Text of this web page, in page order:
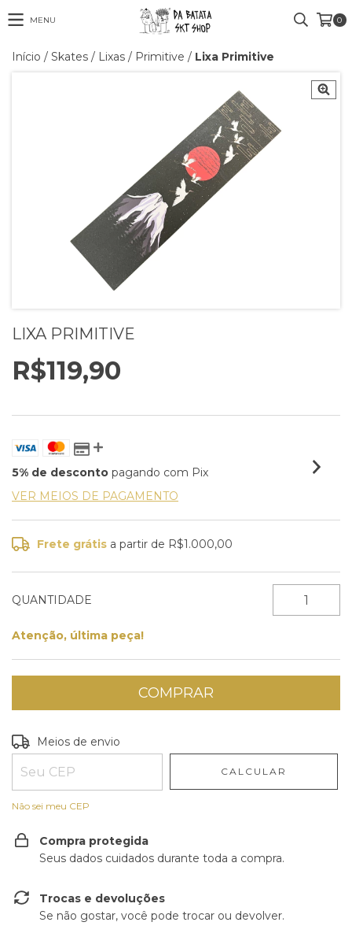
MENU 0
Início / Skates / Lixas / Primitive / Lixa Primitive
LIXA PRIMITIVE
R$119,90
5% de desconto pagando com Pix
VER MEIOS DE PAGAMENTO
Frete grátis a partir de R$1.000,00
QUANTIDADE
Atenção, última peça!
Entregas para o CEP:
Meios de envio
CALCULAR
Não sei meu CEP
Compra protegida
Seus dados cuidados durante toda a compra.
Trocas e devoluções
Se não gostar, você pode trocar ou devolver.